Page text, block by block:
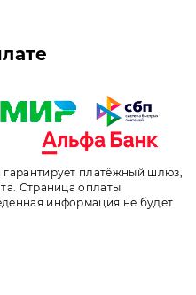
платёжный шлюз,
Страница оплаты
информация не будет